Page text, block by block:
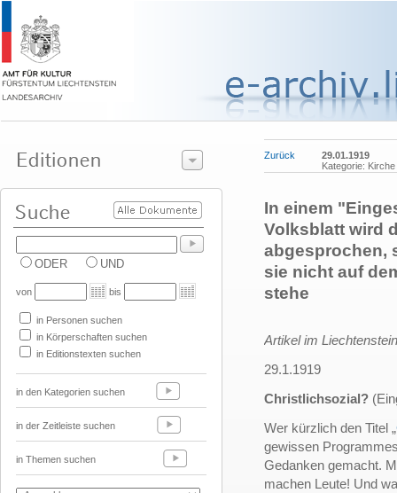
ODER UND
von bis
in Personen suchen
in Körperschaften suchen
in Editionstexten suchen
in den Kategorien suchen
in der Zeitleiste suchen
in Themen suchen
Zurück
29.01.1919
Kategorie:
In einem
Volksblatt wird
abgesprochen,
sie nicht auf
stehe
Artikel im
29.1.1919
Christlichsozial?
Wer kürzlich den Titel „
gewissen
Gedanken gemacht.
machen Leute! Und